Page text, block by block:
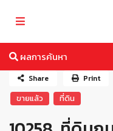
ผลการค้นหา
ขายแล้ว ที่ดิน
Share Print